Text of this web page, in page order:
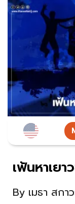
เฟ้นหาเย
By เมธา สกา